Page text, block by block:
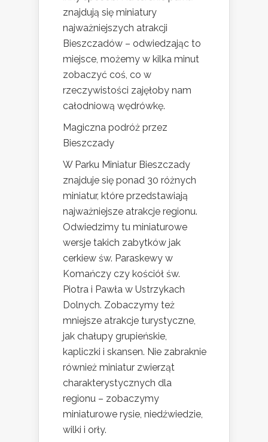
znajdują się miniatury
najważniejszych atrakcji
Bieszczadów – odwiedzając to
miejsce, możemy w kilka minut
zobaczyć coś, co w
rzeczywistości zajęłoby nam
całodniową wędrówkę.
Magiczna podróż przez
Bieszczady
W Parku Miniatur Bieszczady
znajduje się ponad 30 różnych
miniatur, które przedstawiają
najważniejsze atrakcje regionu.
Odwiedzimy tu miniaturowe
wersje takich zabytków jak
cerkiew św. Paraskewy w
Komańczy czy kościół św.
Piotra i Pawła w Ustrzykach
Dolnych. Zobaczymy też
mniejsze atrakcje turystyczne,
jak chałupy grupieńskie,
kapliczki i skansen. Nie zabraknie
również miniatur zwierząt
charakterystycznych dla
regionu – zobaczymy
miniaturowe rysie, niedźwiedzie,
wilki i orły.